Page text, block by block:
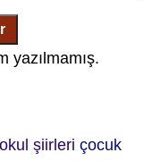
yazılmamış.
okul şiirleri çocuk